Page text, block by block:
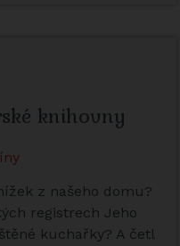
knihovny
z našeho domu?
registrech Jeho
kuchařky? A četl